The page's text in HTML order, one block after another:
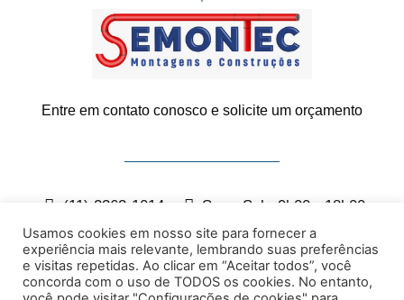
Entre em contato conosco e solicite um orçamento
(11) 2362-1014
Seg - Sab: 9h00 - 18h00
contato@semontec.com.br
São Paulo/SP
Usamos cookies em nosso site para fornecer a
experiência mais relevante, lembrando suas preferências
e visitas repetidas. Ao clicar em “Aceitar todos”, você
concorda com o uso de TODOS os cookies. No entanto,